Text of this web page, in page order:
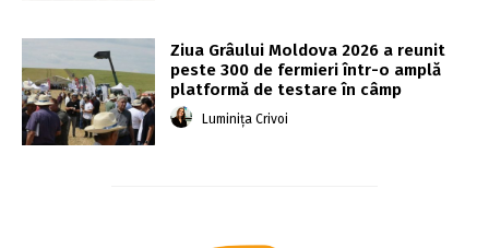
Ziua Grâului Moldova 2026 a reunit
peste 300 de fermieri într-o amplă
platformă de testare în câmp
Luminița Crivoi